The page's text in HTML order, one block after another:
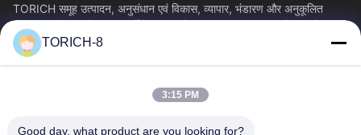
TORICH समूह उत्पादन, अनुसंधान एवं विकास, व्यापार, भंडारण और अनुकूलित
प्रसंस्करण में 30 से अधिक वर्षों के अनुभव के साथ एक वन-स्टॉप कच्चे माल सेवा...
त्वरित लिंक
हमारे बारे में
फैक्टरी यात्रा
गुणवत्ता नियंत्रण
TORICH-8
3:15 PM
Good day, what product are you looking for?